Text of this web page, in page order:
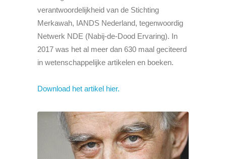
verantwoordelijkheid van de Stichting
Merkawah, IANDS Nederland, tegenwoordig
Netwerk NDE (Nabij-de-Dood Ervaring). In
2017 was het al meer dan 630 maal geciteerd
in wetenschappelijke artikelen en boeken.
Download het artikel hier.